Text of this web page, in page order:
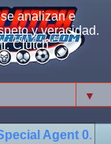
analizan e
y veracidad.
Clutch"
▼
Agent 0.